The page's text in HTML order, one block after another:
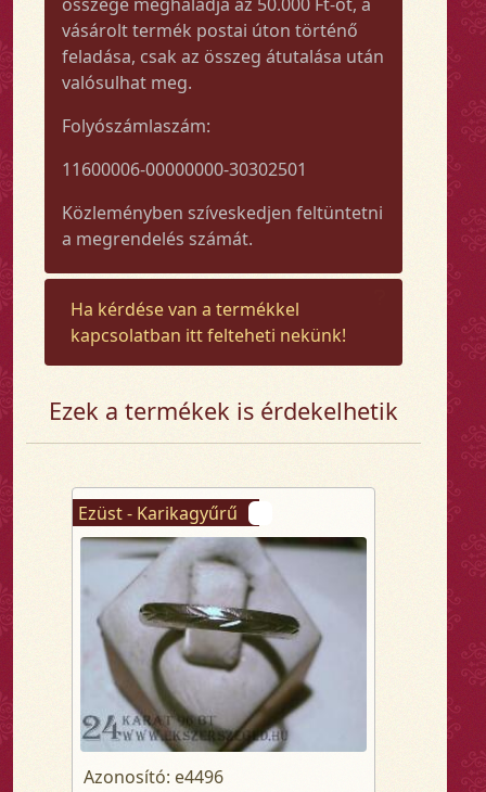
vásárolt termék postai úton történő
feladása, csak az összeg átutalása után
valósulhat meg.
Folyószámlaszám:
11600006-00000000-30302501
Közleményben szíveskedjen feltüntetni
a megrendelés számát.
Ha kérdése van a termékkel
kapcsolatban itt felteheti nekünk!
Ezek a termékek is érdekelhetik
Ezüst - Karikagyűrű
Azonosító: e4496